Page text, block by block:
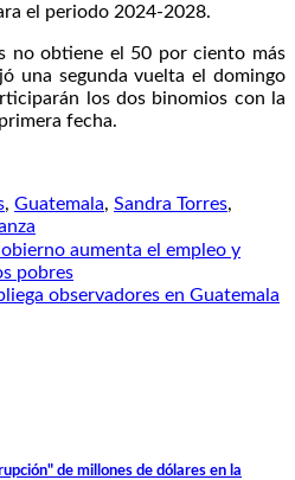
el periodo 2024-2028.
no obtiene el 50 por ciento más
una segunda vuelta el domingo
los dos binomios con la
fecha.
, Guatemala, Sandra Torres,
aumenta el empleo y
pobres
observadores en Guatemala
de millones de dólares en la